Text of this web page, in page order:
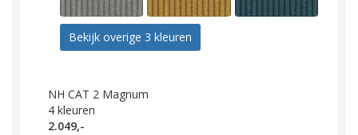
Bekijk overige 3 kleuren
NH CAT 2 Magnum
4 kleuren
2.049,-